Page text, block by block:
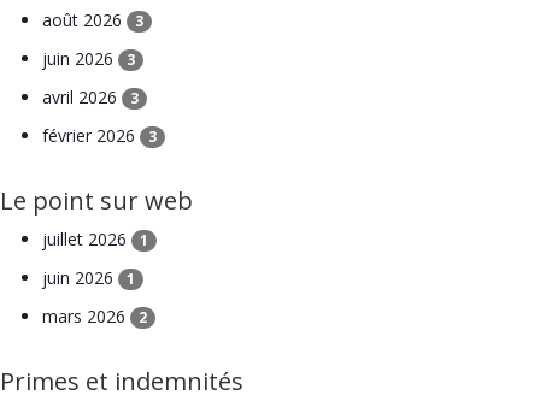
août 2026 3
juin 2026 3
avril 2026 3
février 2026 3
Le point sur web
juillet 2026 1
juin 2026 1
mars 2026 2
Primes et indemnités